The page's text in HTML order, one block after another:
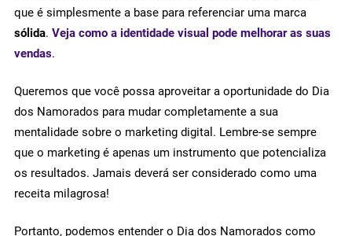
que é simplesmente a base para referenciar uma marca
sólida. Veja como a identidade visual pode melhorar as suas
vendas.
Queremos que você possa aproveitar a oportunidade do Dia
dos Namorados para mudar completamente a sua
mentalidade sobre o marketing digital. Lembre-se sempre
que o marketing é apenas um instrumento que potencializa
os resultados. Jamais deverá ser considerado como uma
receita milagrosa!
Portanto, podemos entender o Dia dos Namorados como